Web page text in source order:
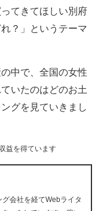
てきてほしい別府
？」というテーマ
中で、全国の女性
いたのはどのお土
グを見ていきまし
益を得ています
会社を経てWebライタ